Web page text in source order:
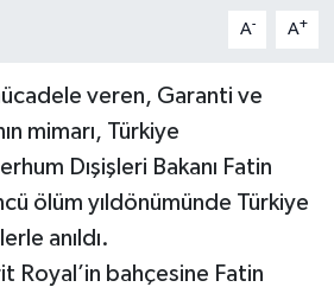
A- A+
veren, Garanti ve
mimarı, Türkiye
Dışişleri Bakanı Fatin
ölüm yıldönümünde Türkiye
anıldı.
Royal’in bahçesine Fatin